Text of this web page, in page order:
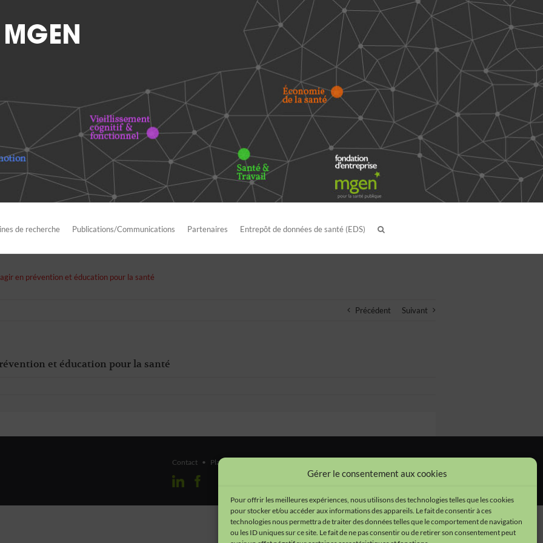
Gérer le consentement aux cookies
Pour offrir les meilleures expériences, nous utilisons des technologies telles que les cookies
pour stocker et/ou accéder aux informations des appareils. Le fait de consentir à ces
technologies nous permettra de traiter des données telles que le comportement de navigation
ou les ID uniques sur ce site. Le fait de ne pas consentir ou de retirer son consentement peut
de recherche Publications/Communications Partenaires Entrepôt de données de santé (EDS)
en prévention et éducation pour la santé
Précédent Suivant
et éducation pour la santé
Contact • Plan du site